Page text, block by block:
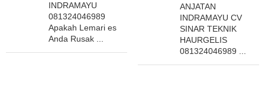
INDRAMAYU
081324046989
Apakah Lemari es
Anda Rusak ...
ANJATAN
INDRAMAYU CV
SINAR TEKNIK
HAURGELIS
081324046989 ...